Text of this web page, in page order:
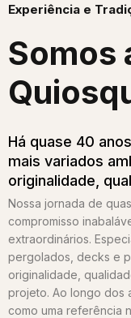
Experiência e
Somos
Há quase 40
mais variados
originalidade,
Nossa jornada de
compromisso
extraordinários.
pergolados, decks e
originalidade,
projeto. Ao longo dos
como uma referência